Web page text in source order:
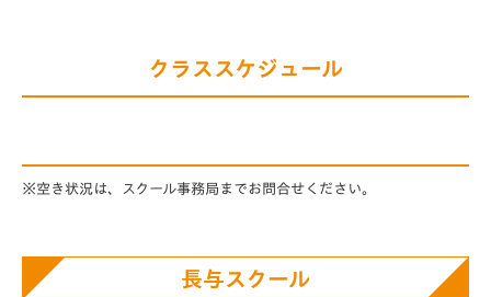
クラススケジュール
※空き状況は、スクール事務局までお問合せください。
長与スクール